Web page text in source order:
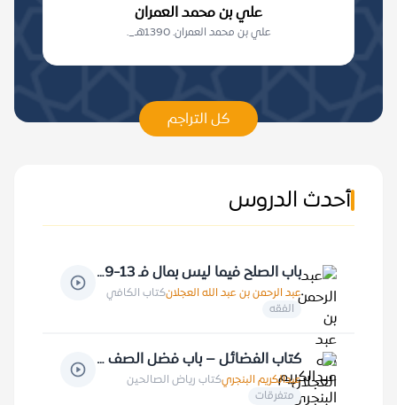
علي بن محمد العمران
علي بن محمد العمران. 1390هـ_.
كل التراجم
أحدث الدروس
باب الصلح فيما ليس بمال فـ 13-9-1424 هـ
عبد الرحمن بن عبد الله العجلانكتاب الكافي
الفقه
كتاب الفضائل – باب فضل الصف الاول 22-2-1410 هـ
عبدالكريم البنجريكتاب رياض الصالحين
متفرقات